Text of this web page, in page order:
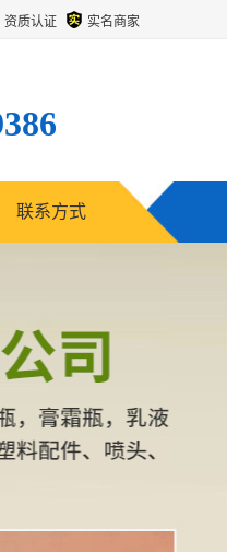
资质认证 实名商家
联系方式